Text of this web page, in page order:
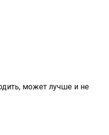
может лучше и не